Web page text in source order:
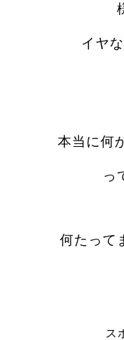
イヤ
本当に何
っ
何たって
ス